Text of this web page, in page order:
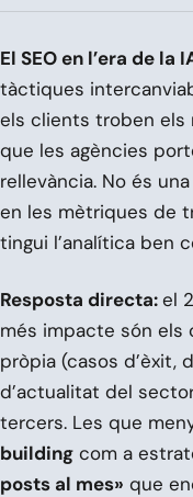
El SEO en l’era de la
tàctiques
els clients troben els
que les agències
rellevància. No és
en les mètriques de
tingui l’analítica ben
Resposta directa:el
més impacte són els
pròpia (casos d’èxit,
d’actualitat del
tercers. Les que
building com a
posts al mes» que